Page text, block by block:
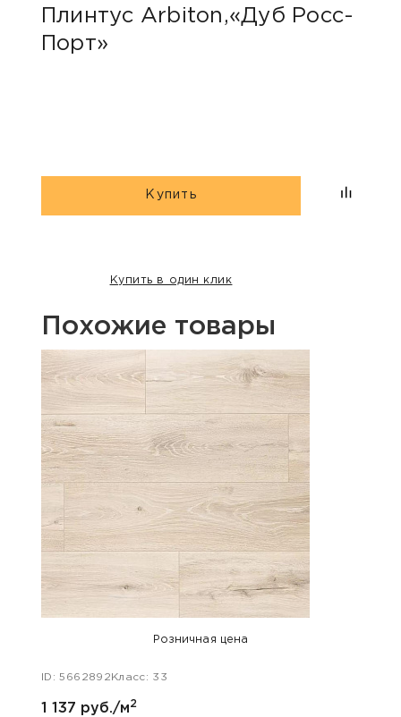
Плинтус Arbiton,«Дуб Росс-
Порт»
Купить
Купить в один клик
Похожие товары
Розничная цена
ID: 5662892 Класс: 33
1 137 руб./м2